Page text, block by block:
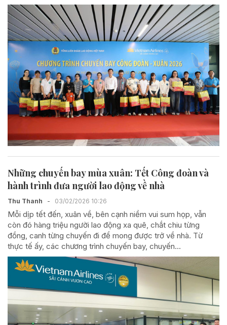
Những chuyến bay mùa xuân: Tết Công đoàn và
hành trình đưa người lao động về nhà
Thu Thanh - 03/02/2026 10:26
Mỗi dịp tết đến, xuân về, bên cạnh niềm vui sum họp, vẫn
còn đó hàng triệu người lao động xa quê, chắt chiu từng
đồng, canh từng chuyến đi để mong được trở về nhà. Từ
thực tế ấy, các chương trình chuyến bay, chuyến...